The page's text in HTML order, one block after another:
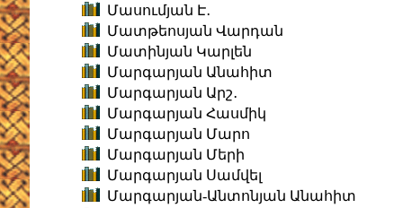
Մասումյան Է․
Մատթեոսյան Վարդան
Մատինյան Կարլեն
Մարգարյան Անահիտ
Մարգարյան Արշ․
Մարգարյան Հասմիկ
Մարգարյան Մարո
Մարգարյան Մերի
Մարգարյան Սամվել
Մարգարյան-Անտոնյան Անահիտ